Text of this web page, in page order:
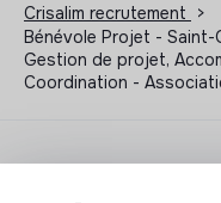
Crisalim recrutement
>
Bénévole Projet -
Gestion de projet,
Coordination -